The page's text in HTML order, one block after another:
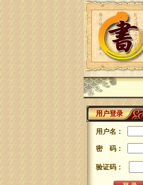
用户登录
用户名：
密 码：
验证码：